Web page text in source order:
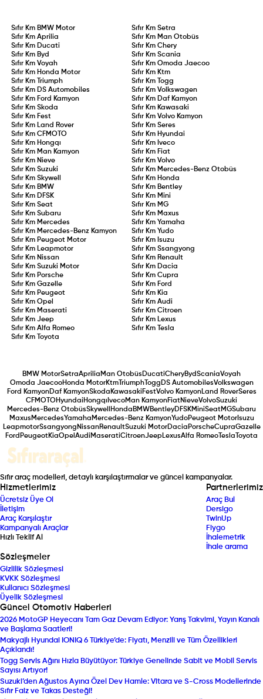
Sıfır Km BMW Motor Sıfır Km Setra
Sıfır KmAprilia Sıfır Km Man Otobüs
Sıfır Km Ducati Sıfır Km Chery
Sıfır Km Byd Sıfır Km Scania
Sıfır KmVoyah Sıfır Km Omoda Jaecoo
Sıfır Km Honda Motor Sıfır Km Ktm
Sıfır Km
Triumph Sıfır Km
Togg
Sıfır Km DS Automobiles Sıfır Km Volkswagen
Sıfır Km Ford Kamyon Sıfır Km Daf Kamyon
Sıfır KmSkoda Sıfır Km Kawasaki
Sıfır Km Fest Sıfır Km Volvo Kamyon
Sıfır Km Land Rover Sıfır Km Seres
Sıfır KmCFMOTO Sıfır Km Hyundai
Sıfır Km Hongqı Sıfır Km Iveco
Sıfır Km Man Kamyon Sıfır Km Fiat
Sıfır Km Nieve Sıfır Km Volvo
Sıfır KmSuzuki Sıfır Km Mercedes-Benz Otobüs
Sıfır KmSkywell Sıfır Km Honda
Sıfır Km BMW Sıfır Km Bentley
Sıfır Km DFSK Sıfır Km Mini
Sıfır KmSeat Sıfır Km MG
Sıfır KmSubaru Sıfır Km Maxus
Sıfır Km Mercedes Sıfır Km Yamaha
Sıfır Km Mercedes-Benz Kamyon Sıfır Km Yudo
Sıfır Km Peugeot Motor Sıfır Km Isuzu
Sıfır Km Leapmotor Sıfır Km Ssangyong
Sıfır Km Nissan Sıfır Km Renault
Sıfır KmSuzuki Motor Sıfır Km Dacia
Sıfır Km Porsche Sıfır Km Cupra
Sıfır KmGazelle Sıfır Km Ford
Sıfır Km Peugeot Sıfır Km Kia
Sıfır KmOpel Sıfır Km Audi
Sıfır Km Maserati Sıfır Km Citroen
Sıfır KmJeep Sıfır Km Lexus
Sıfır KmAlfa Romeo Sıfır Km
Tesla
Sıfır Km
Toyota
BMW MotorSetraAprilia Man Otobüs DucatiCheryBydScaniaVoyah
Omoda JaecooHonda MotorKtmTriumphTogg DS AutomobilesVolkswagen
Ford KamyonDaf KamyonSkoda Kawasaki FestVolvo KamyonLand RoverSeres
CFMOTOHyundai Hongqı IvecoMan KamyonFiatNieveVolvoSuzuki
Mercedes-Benz OtobüsSkywell Honda BMWBentleyDFSKMiniSeatMGSubaru
Maxus MercedesYamaha Mercedes-Benz KamyonYudoPeugeot MotorIsuzu
LeapmotorSsangyong NissanRenaultSuzuki MotorDacia PorscheCupraGazelle
Ford PeugeotKiaOpel Audi MaseratiCitroenJeep LexusAlfa Romeo Tesla Toyota
Sıfır araç modelleri, detaylı karşılaştırmalar ve güncel kampanyalar.
Hizmetlerimiz
Ücretsiz Üye Ol
İletişim
Araç Karşılaştır
Kampanyalı Araçlar
Hızlı Teklif Al
Partnerlerimiz
Araç Bul
Dersigo
TwinUp
Fiygo
İhalemetrik
İhale arama
Sözleşmeler
Gizlilik Sözleşmesi
KVKK Sözleşmesi
Kullanıcı Sözleşmesi
Üyelik Sözleşmesi
Güncel Otomotiv Haberleri
2026 MotoGP Heyecanı Tam Gaz Devam Ediyor: Yarış Takvimi, Yayın Kanalı
ve Başlama Saatleri!
Makyajlı Hyundai IONIQ 6 Türkiye’de: Fiyatı, Menzili ve Tüm Özellikleri
Açıklandı!
Togg Servis Ağını Hızla Büyütüyor: Türkiye Genelinde Sabit ve Mobil Servis
Sayısı Artıyor!
Suzuki’den Ağustos Ayına Özel Dev Hamle: Vitara ve S-Cross Modellerinde
Sıfır Faiz ve Takas Desteği!